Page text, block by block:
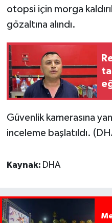
otopsi için morga
gözaltına alındı.
Güvenlik kamerasına
inceleme başlatıldı.
Kaynak: DHA